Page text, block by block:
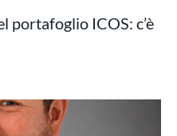
portafoglio ICOS: c’è